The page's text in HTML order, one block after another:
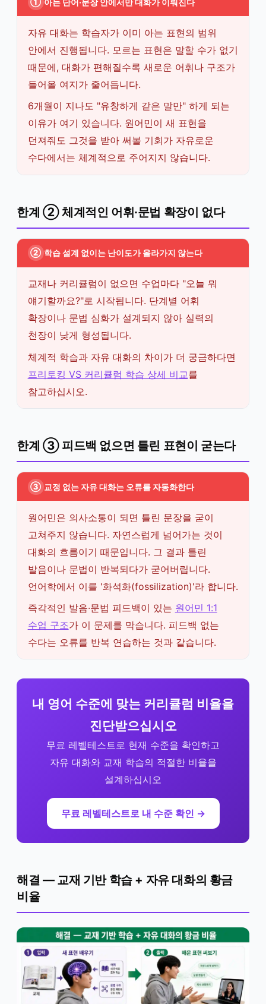
아는 단어·문장 안에서만 대화가 이뤄진다
자유 대화는 학습자가 이미 아는 표현의 범위
안에서 진행됩니다. 모르는 표현은 말할 수가 없기
때문에, 대화가 편해질수록 새로운 어휘나 구조가
들어올 여지가 줄어듭니다.
6개월이 지나도 "유창하게 같은 말만" 하게 되는
이유가 여기 있습니다. 원어민이 새 표현을
던져줘도 그것을 받아 써볼 기회가 자유로운
수다에서는 체계적으로 주어지지 않습니다.
한계 ② 체계적인 어휘·문법 확장이 없다
② 학습 설계 없이는 난이도가 올라가지 않는다
교재나 커리큘럼이 없으면 수업마다 "오늘 뭐
얘기할까요?"로 시작됩니다. 단계별 어휘
확장이나 문법 심화가 설계되지 않아 실력의
천장이 낮게 형성됩니다.
체계적 학습과 자유 대화의 차이가 더 궁금하다면
프리토킹 VS 커리큘럼 학습 상세 비교를
참고하십시오.
한계 ③ 피드백 없으면 틀린 표현이 굳는다
③ 교정 없는 자유 대화는 오류를 자동화한다
원어민은 의사소통이 되면 틀린 문장을 굳이
고쳐주지 않습니다. 자연스럽게 넘어가는 것이
대화의 흐름이기 때문입니다. 그 결과 틀린
발음이나 문법이 반복되다가 굳어버립니다.
언어학에서 이를 '화석화(fossilization)'라 합니다.
즉각적인 발음·문법 피드백이 있는 원어민 1:1
수업 구조가 이 문제를 막습니다. 피드백 없는
수다는 오류를 반복 연습하는 것과 같습니다.
내 영어 수준에 맞는 커리큘럼 비율을
진단받으십시오
무료 레벨테스트로 현재 수준을 확인하고
자유 대화와 교재 학습의 적절한 비율을
설계하십시오
무료 레벨테스트로 내 수준 확인 →
해결 — 교재 기반 학습 + 자유 대화의 황금
비율